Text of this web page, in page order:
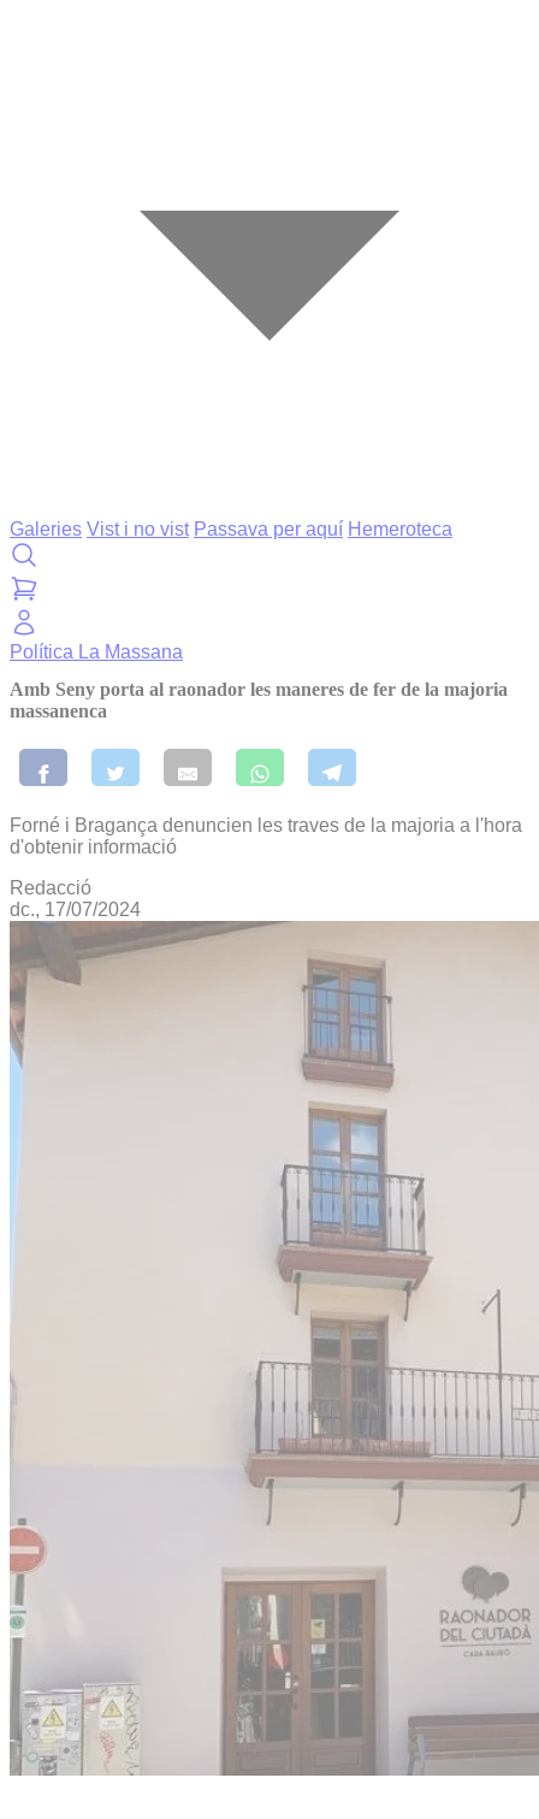
Galeries Vist i no vist Passava per aquí Hemeroteca
Política La Massana
Amb Seny porta al raonador les maneres de fer de la majoria
massanenca
Forné i Bragança denuncien les traves de la majoria a l'hora
d'obtenir informació
Redacció
dc., 17/07/2024